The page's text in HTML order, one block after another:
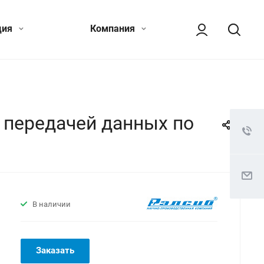
Компания
данных по
В наличии
Заказать